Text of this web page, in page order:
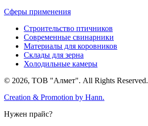
Сферы применения
Строительство птичников
Современные свинарники
Материалы для коровников
Склады для зерна
Холодильные камеры
© 2026, ТОВ "Алмет". All Rights Reserved.
Creation & Promotion by Hann.
Нужен прайс?